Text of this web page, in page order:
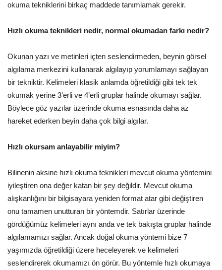
okuma tekniklerini birkaç maddede tanımlamak gerekir.
Hızlı okuma teknikleri nedir, normal okumadan farkı nedir?
Okunan yazı ve metinleri içten seslendirmeden, beynin görsel
algılama merkezini kullanarak algılayıp yorumlamayı sağlayan
bir tekniktir. Kelimeleri klasik anlamda öğretildiği gibi tek tek
okumak yerine 3’erli ve 4’erli gruplar halinde okumayı sağlar.
Böylece göz yazılar üzerinde okuma esnasında daha az
hareket ederken beyin daha çok bilgi algılar.
Hızlı okursam anlayabilir miyim?
Bilinenin aksine hızlı okuma teknikleri mevcut okuma yöntemini
iyileştiren ona değer katan bir şey değildir. Mevcut okuma
alışkanlığını bir bilgisayara yeniden format atar gibi değiştiren
onu tamamen unutturan bir yöntemdir. Satırlar üzerinde
gördüğümüz kelimeleri aynı anda ve tek bakışta gruplar halinde
algılamamızı sağlar. Ancak doğal okuma yöntemi bize 7
yaşımızda öğretildiği üzere heceleyerek ve kelimeleri
seslendirerek okumamızı ön görür. Bu yöntemle hızlı okumaya